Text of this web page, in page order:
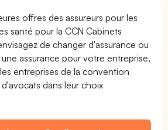
offres des assureurs pour les
santé pour la CCN Cabinets
de changer d'assurance ou
assurance pour votre entreprise,
entreprises de la convention
dans leur choix